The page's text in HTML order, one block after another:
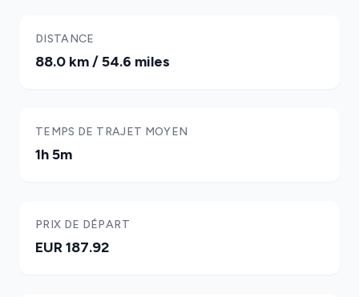
DISTANCE
88.0 km / 54.6 miles
TEMPS DE TRAJET MOYEN
1h 5m
PRIX DE DÉPART
EUR 187.92